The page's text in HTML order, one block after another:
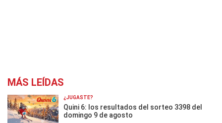
MÁS LEÍDAS
¿JUGASTE?
Quini 6: los resultados del sorteo 3398 del
domingo 9 de agosto